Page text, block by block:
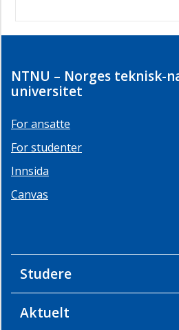
NTNU – Norges teknisk-
universitet
For ansatte
For studenter
Innsida
Canvas
Studere
Aktuelt